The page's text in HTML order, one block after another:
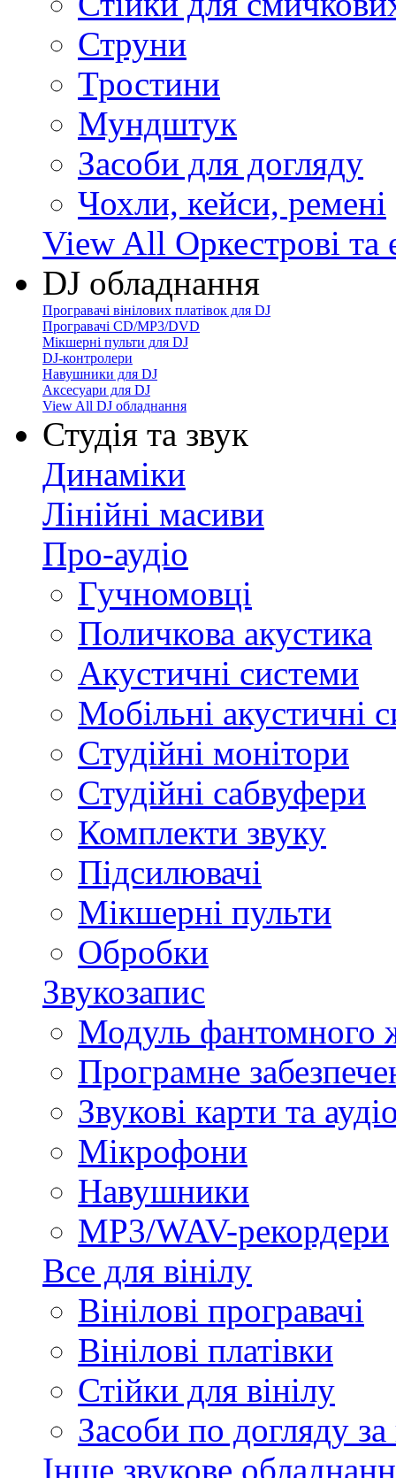
Струни
Тростини
Мундштук
Засоби для догляду
Чохли, кейси, ремені
View All Оркестрові та
DJ обладнання
Програвачі вінілових платівок для DJ
Програвачі CD/MP3/DVD
Мікшерні пульти для DJ
DJ-контролери
Навушники для DJ
Аксесуари для DJ
View All DJ обладнання
Студія та звук
Динаміки
Лінійні масиви
Про-аудіо
Гучномовці
Поличкова акустика
Акустичні системи
Мобільні акустичні
Студійні монітори
Студійні сабвуфери
Комплекти звуку
Підсилювачі
Мікшерні пульти
Обробки
Звукозапис
Модуль фантомного
Програмне
Звукові карти та
Мікрофони
Навушники
MP3/WAV-рекордери
Все для вінілу
Вінілові програвачі
Вінілові платівки
Стійки для вінілу
Засоби по догляду за
Інше звукове